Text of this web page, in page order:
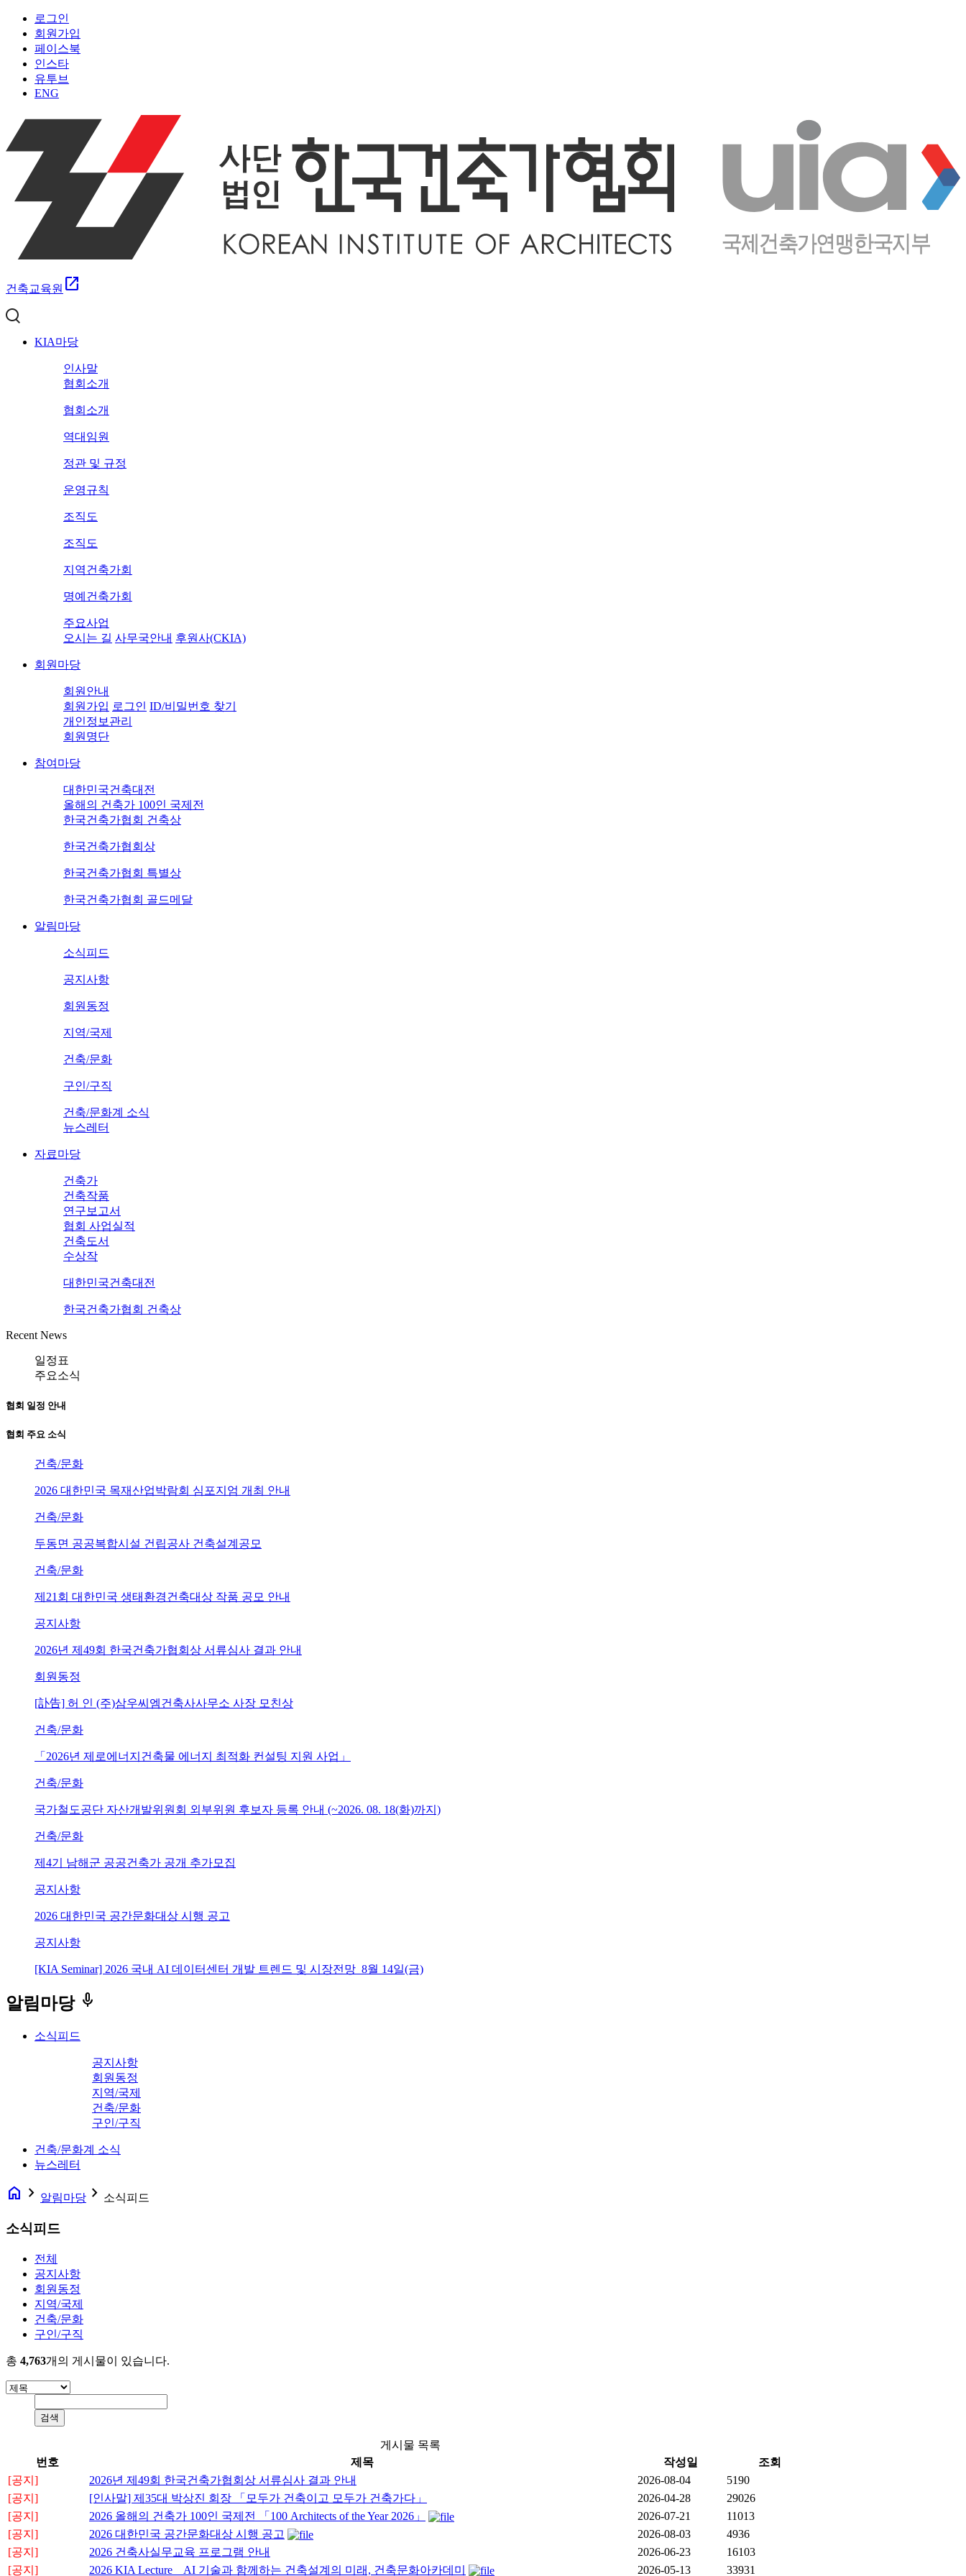
로그인
회원가입
페이스북
인스타
유투브
ENG
건축교육원 open_in_new
KIA마당
인사말
협회소개
협회소개
역대임원
정관 및 규정
운영규칙
조직도
조직도
지역건축가회
명예건축가회
주요사업
오시는 길 사무국안내 후원사(CKIA)
회원마당
회원안내
회원가입 로그인 ID/비밀번호 찾기
개인정보관리
회원명단
참여마당
대한민국건축대전
올해의 건축가 100인 국제전
한국건축가협회 건축상
한국건축가협회상
한국건축가협회 특별상
한국건축가협회 골드메달
알림마당
소식피드
공지사항
회원동정
지역/국제
건축/문화
구인/구직
건축/문화계 소식
뉴스레터
자료마당
건축가
건축작품
연구보고서
협회 사업실적
건축도서
수상작
대한민국건축대전
한국건축가협회 건축상
Recent News
일정표
주요소식
협회 일정 안내
협회 주요 소식
건축/문화
2026 대한민국 목재산업박람회 심포지엄 개최 안내
건축/문화
두동면 공공복합시설 건립공사 건축설계공모
건축/문화
제21회 대한민국 생태환경건축대상 작품 공모 안내
공지사항
2026년 제49회 한국건축가협회상 서류심사 결과 안내
회원동정
[訃告] 허 인 (주)삼우씨엠건축사사무소 사장 모친상
건축/문화
「2026년 제로에너지건축물 에너지 최적화 컨설팅 지원 사업」
건축/문화
국가철도공단 자산개발위원회 외부위원 후보자 등록 안내 (~2026. 08. 18(화)까지)
건축/문화
제4기 남해군 공공건축가 공개 추가모집
공지사항
2026 대한민국 공간문화대상 시행 공고
공지사항
[KIA Seminar] 2026 국내 AI 데이터센터 개발 트렌드 및 시장전망_8월 14일(금)
알림마당 keyboard_voice
소식피드
공지사항
회원동정
지역/국제
건축/문화
구인/구직
건축/문화계 소식
뉴스레터
home navigate_next 알림마당 navigate_next 소식피드
소식피드
전체
공지사항
회원동정
지역/국제
건축/문화
구인/구직
총 4,763개의 게시물이 있습니다.
게시물 목록
번호
제목 작성일
조회
[공지]
2026년 제49회 한국건축가협회상 서류심사 결과 안내 2026-08-04
5190
[공지]
[인사말] 제35대 박상진 회장 「모두가 건축이고 모두가 건축가다」 2026-04-28
29026
[공지]
2026 올해의 건축가 100인 국제전 「100 Architects of the Year 2026」 2026-07-21
11013
[공지]
2026 대한민국 공간문화대상 시행 공고 2026-08-03
4936
[공지]
2026 건축사실무교육 프로그램 안내 2026-06-23
16103
[공지]
2026 KIA Lecture _ AI 기술과 함께하는 건축설계의 미래, 건축문화아카데미 2026-05-13 33931